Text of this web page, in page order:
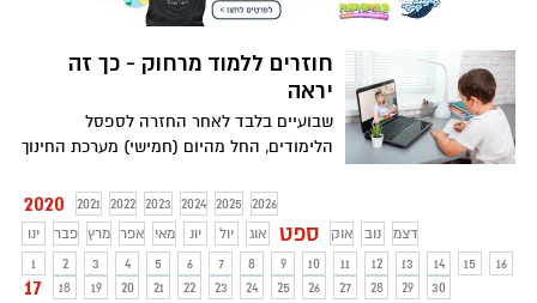
חוזרים ללמוד מרחוק - כך זה
יראה
שבועיים בלבד לאחר החזרה לספסל
הלימודים, החל מהיום (חמישי) מערכת החינוך
התאמתה לצרכים המשתנים של שכבות הגיל
השונות. בעקבות המעבר ללמידה מרחוק
משרד החינוך מפרסם את הדגשים לתכנית
הפדגוגית של הלמידה מרחוק
2020 2021 2022 2023 2024 2025
2026
ינו
פבר מרץ אפר מאי יונ יול אוג ספט אוק נוב
דצמ
1
2 3 4 5 6 7 8 9 10 11 12 13 14 15 16
17 18 19 20 21 22 23 24 25 26 27 28 29 30